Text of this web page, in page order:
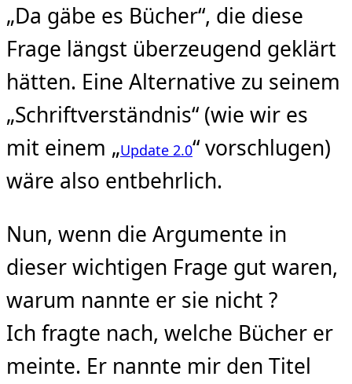
„Da gäbe es Bücher“, die diese
Frage längst überzeugend geklärt
hätten. Eine Alternative zu seinem
„Schriftverständnis“ (wie wir es
mit einem „Update 2.0“ vorschlugen)
wäre also entbehrlich.
Nun, wenn die Argumente in
dieser wichtigen Frage gut waren,
warum nannte er sie nicht ?
Ich fragte nach, welche Bücher er
meinte. Er nannte mir den Titel